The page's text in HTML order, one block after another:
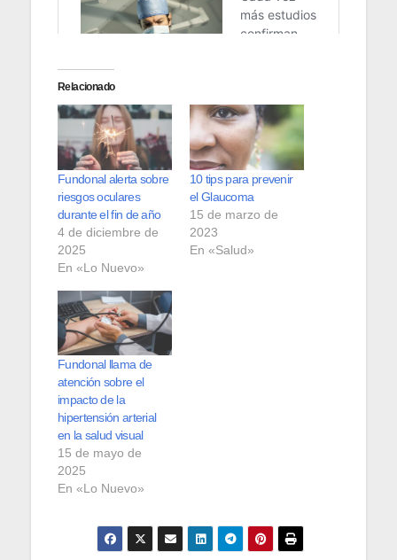
Relacionado
Fundonal alerta sobre
riesgos oculares
durante el fin de año
4 de diciembre de
2025
En «Lo Nuevo»
10 tips para prevenir
el Glaucoma
15 de marzo de
2023
En «Salud»
Fundonal llama de
atención sobre el
impacto de la
hipertensión arterial
en la salud visual
15 de mayo de
2025
En «Lo Nuevo»